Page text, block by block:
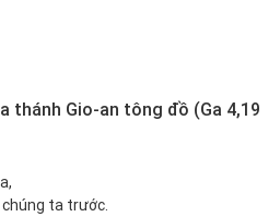
thánh Gio-an tông đồ (Ga 4,19
ta trước.